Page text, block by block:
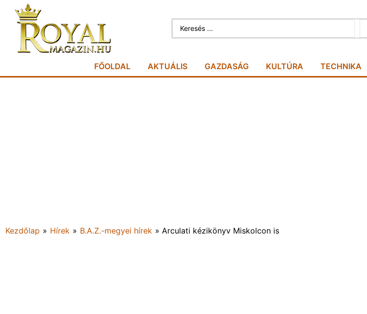
FŐOLDAL AKTUÁLIS GAZDASÁG KULTÚRA TECHNIKA
Kezdőlap » Hírek » B.A.Z.-megyei hírek » Arculati kézikönyv Miskolcon is